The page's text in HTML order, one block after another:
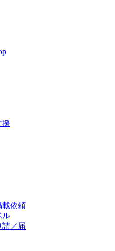
援
載依頼
ル
請／届